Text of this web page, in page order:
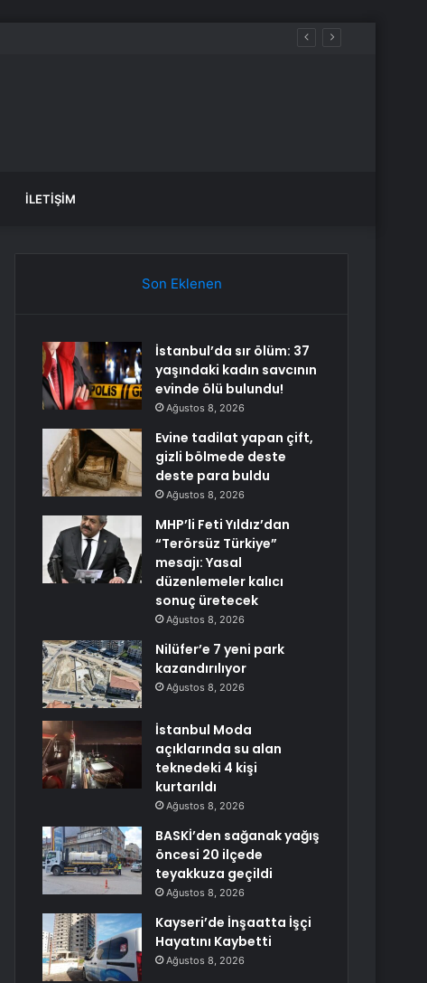
İLETIŞIM
Son Eklenen
İstanbul’da sır ölüm: 37
yaşındaki kadın savcının
evinde ölü bulundu!
Ağustos 8, 2026
Evine tadilat yapan çift,
gizli bölmede deste
deste para buldu
Ağustos 8, 2026
MHP’li Feti Yıldız’dan
“Terörsüz Türkiye”
mesajı: Yasal
düzenlemeler kalıcı
sonuç üretecek
Ağustos 8, 2026
Nilüfer’e 7 yeni park
kazandırılıyor
Ağustos 8, 2026
İstanbul Moda
açıklarında su alan
teknedeki 4 kişi
kurtarıldı
Ağustos 8, 2026
BASKİ’den sağanak yağış
öncesi 20 ilçede
teyakkuza geçildi
Ağustos 8, 2026
Kayseri’de İnşaatta İşçi
Hayatını Kaybetti
Ağustos 8, 2026